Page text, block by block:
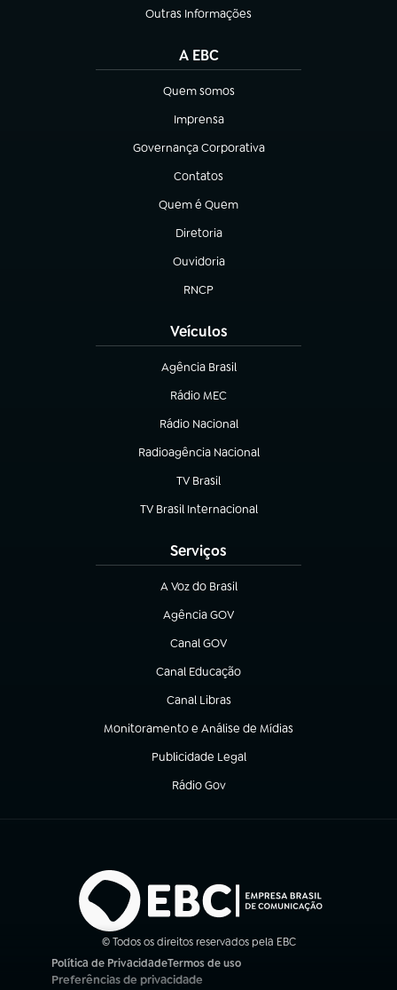
Outras Informações
(abre em nova aba)
A EBC
Quem somos
(abre em nova aba)
Imprensa
(abre em nova aba)
Governança Corporativa
(abre em nova aba)
Contatos
(abre em nova aba)
Quem é Quem
(abre em nova aba)
Diretoria
(abre em nova aba)
Ouvidoria
(abre em nova aba)
RNCP
(abre em nova aba)
Veículos
Agência Brasil
(abre em nova aba)
Rádio MEC
Rádio Nacional
(abre em nova aba)
Radioagência Nacional
(abre em nova aba)
TV Brasil
(abre em nova aba)
TV Brasil Internacional
(abre em nova aba)
Serviços
A Voz do Brasil
(abre em nova aba)
Agência GOV
(abre em nova aba)
Canal GOV
(abre em nova aba)
Canal Educação
(abre em nova aba)
Canal Libras
(abre em nova aba)
Monitoramento e Análise de Mídias
(abre em nova aba)
Publicidade Legal
(abre em nova aba)
Rádio Gov
(abre em nova aba)
© Todos os direitos reservados pela EBC
Política de Privacidade
(abre em nova aba)
Termos de uso
(abre em nova aba)
Preferências de privacidade